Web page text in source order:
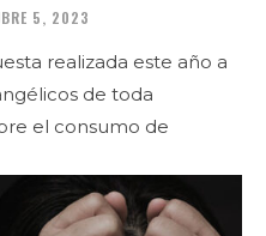
5, 2023
realizada este año a
de toda
el consumo de